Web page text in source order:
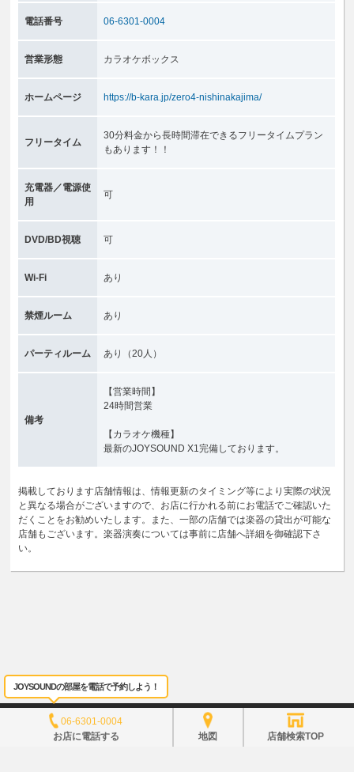
電話番号 06-6301-0004
営業形態 カラオケボックス
ホームページ https://b-kara.jp/zero4-nishinakajima/
フリータイム
30分料金から長時間滞在できるフリータイムプラン
もあります！！
充電器／電源使
用
可
DVD/BD視聴 可
Wi-Fi あり
禁煙ルーム あり
パーティルーム あり （20人）
備考
【営業時間】
24時間営業
【カラオケ機種】
最新のJOYSOUND X1完備しております。
掲載しております店舗情報は、情報更新のタイミング等により実際の状況
と異なる場合がございますので、お店に行かれる前にお電話でご確認いた
だくことをお勧めいたします。また、一部の店舗では楽器の貸出が可能な
店舗もございます。楽器演奏については事前に店舗へ詳細を御確認下さ
い。
サイトポリシー 利用規約 個人情報保護方針
よくある質問
サイトマップ
06-6301-0004
お店に電話する
地図 店舗検索TOP
JOYSOUNDの部屋を電話で予約しよう！